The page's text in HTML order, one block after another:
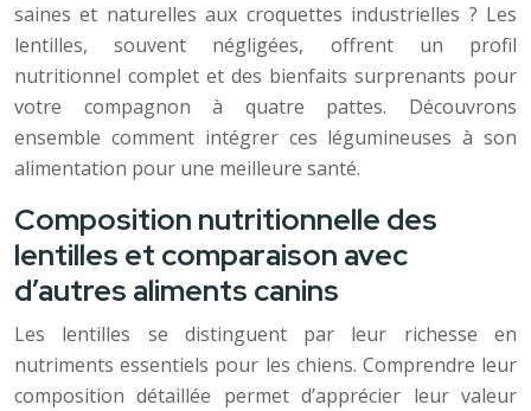
saines et naturelles aux croquettes industrielles ? Les
lentilles, souvent négligées, offrent un profil
nutritionnel complet et des bienfaits surprenants pour
votre compagnon à quatre pattes. Découvrons
ensemble comment intégrer ces légumineuses à son
alimentation pour une meilleure santé.
Composition nutritionnelle des
lentilles et comparaison avec
d’autres aliments canins
Les lentilles se distinguent par leur richesse en
nutriments essentiels pour les chiens. Comprendre leur
composition détaillée permet d’apprécier leur valeur